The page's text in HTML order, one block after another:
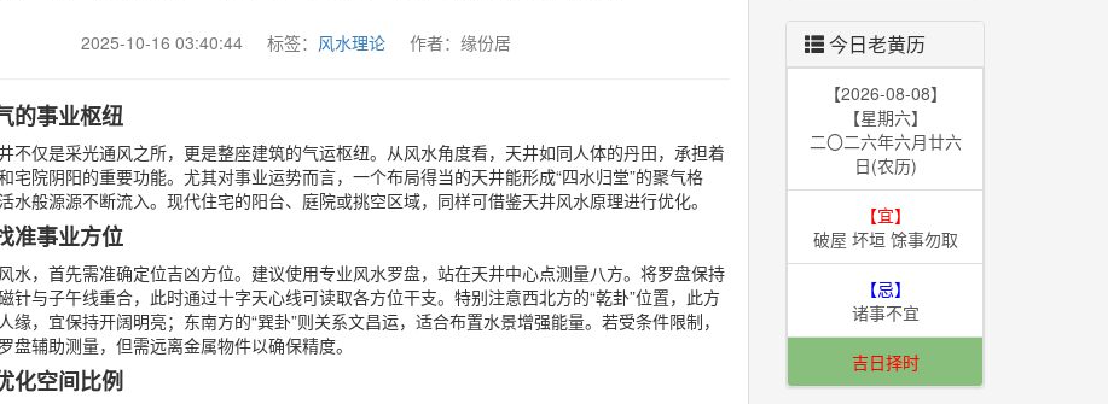
2025-10-16 03:40:44 标签： 风水理论 作者：缘份居
的事业枢纽
不仅是采光通风之所，更是整座建筑的气运枢纽。从风水角度看，天井如同人体的丹田，承担着
宅院阴阳的重要功能。尤其对事业运势而言，一个布局得当的天井能形成“四水归堂”的聚气格
水般源源不断流入。现代住宅的阳台、庭院或挑空区域，同样可借鉴天井风水原理进行优化。
准事业方位
水，首先需准确定位吉凶方位。建议使用专业风水罗盘，站在天井中心点测量八方。将罗盘保持
针与子午线重合，此时通过十字天心线可读取各方位干支。特别注意西北方的“乾卦”位置，此方
缘，宜保持开阔明亮；东南方的“巽卦”则关系文昌运，适合布置水景增强能量。若受条件限制，
盘辅助测量，但需远离金属物件以确保精度。
化空间比例
今日老黄历
【2026-08-08】
【星期六】
二〇二六年六月廿六
日(农历)
【宜】
破屋 坏垣 馀事勿取
【忌】
诸事不宜
吉日择时